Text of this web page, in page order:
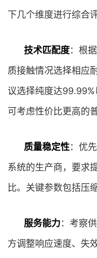
下几个维度进行综合评
技术匹配度：根
质接触情况选择相应
议选择纯度达
可考虑性价比更高的
质量稳定性：优
系统的生产商，要求
比。关键参数包括压
服务能力：考察
方调整响应速度、失